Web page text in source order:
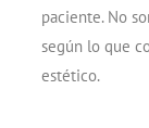
paciente. No
según lo que
estético.